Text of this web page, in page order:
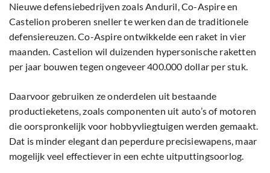
Nieuwe defensiebedrijven zoals Anduril, Co-Aspire en
Castelion proberen sneller te werken dan de traditionele
defensiereuzen. Co-Aspire ontwikkelde een raket in vier
maanden. Castelion wil duizenden hypersonische raketten
per jaar bouwen tegen ongeveer 400.000 dollar per stuk.
Daarvoor gebruiken ze onderdelen uit bestaande
productieketens, zoals componenten uit auto’s of motoren
die oorspronkelijk voor hobbyvliegtuigen werden gemaakt.
Dat is minder elegant dan peperdure precisiewapens, maar
mogelijk veel effectiever in een echte uitputtingsoorlog.